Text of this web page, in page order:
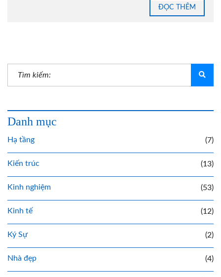
ĐỌC THÊM
Danh mục
Hạ tầng (7)
Kiến trúc (13)
Kinh nghiệm (53)
Kinh tế (12)
Ký Sự (2)
Nhà đẹp (4)